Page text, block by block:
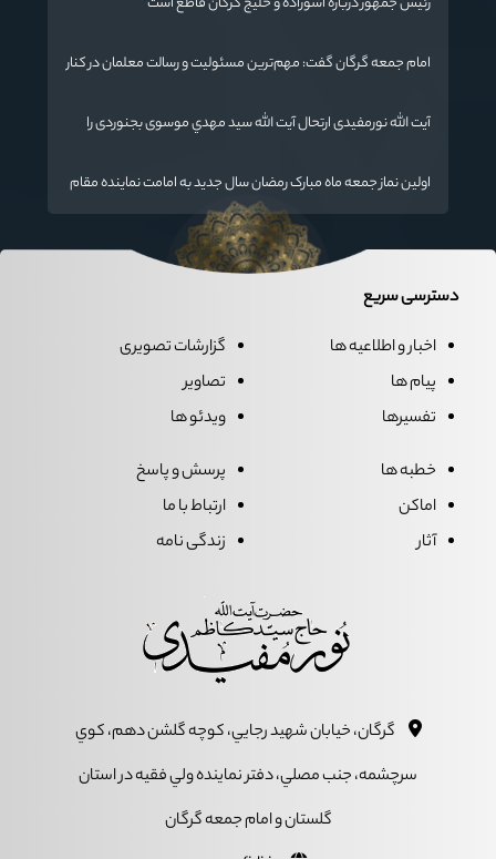
امام جمعه گرگان گفت: مهم‌ترین مسئولیت و رسالت معلمان در کنار
مفید برای آینده ایران اسلامی است.
آیت الله نورمفیدی ارتحال آیت الله سيد مهدي موسوی بجنوردی را
اولین نماز جمعه ماه مبارک رمضان سال جدید به امامت نماینده مقام
معظم رهبری دراستان گلستان اقامه می گردد.
دسترسی سریع
اخبار و اطلاعیه ها
پیام ها
تفسیرها
گزارشات تصویری
تصاویر
ویدئو ها
خطبه ها
اماکن
آثار
پرسش و پاسخ
ارتباط با ما
زندگی نامه
گرگان، خيابان شهيد رجايي، کوچه گلشن دهم، کوي
سرچشمه، جنب مصلي، دفتر نماينده ولي فقيه در استان
گلستان و امام جمعه گرگان